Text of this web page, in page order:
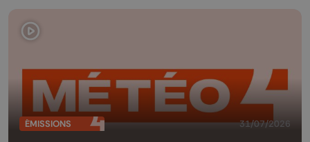
ÉMISSIONS 31/07/2026